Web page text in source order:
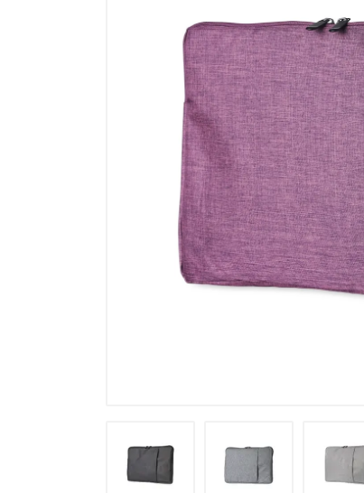
Brinquedos
Caixas de Som